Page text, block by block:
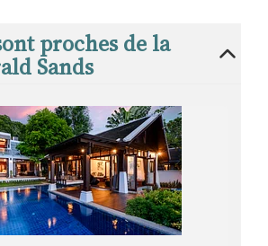
proches de la
Sands